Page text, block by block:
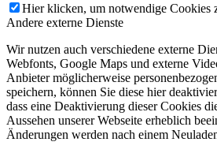
Hier klicken, um notwendige Cookies
Andere externe Dienste
Wir nutzen auch verschiedene externe
Webfonts, Google Maps und externe
Anbieter möglicherweise
speichern, können Sie diese hier
dass eine Deaktivierung dieser Cookies
Aussehen unserer Webseite erheblich
Änderungen werden nach einem